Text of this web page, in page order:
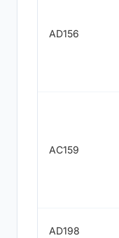
AD156
AC159
AD198